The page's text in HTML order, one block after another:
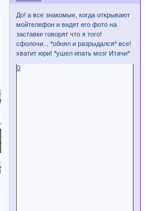
До! а все знакомые, когда открывают
мойтелефон и видят его фото на
заставке говорят что я того!
сфолочи... *обнял и разрыдался* все!
хватит юри! *ушел ипать мозг Итачи*
0